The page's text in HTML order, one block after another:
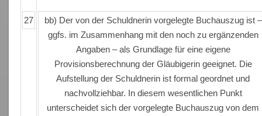
27
bb) Der von der Schuldnerin vorgelegte Buchauszug ist –
ggfs. im Zusammenhang mit den noch zu ergänzenden
Angaben – als Grundlage für eine eigene
Provisionsberechnung der Gläubigerin geeignet. Die
Aufstellung der Schuldnerin ist formal geordnet und
nachvollziehbar. In diesem wesentlichen Punkt
unterscheidet sich der vorgelegte Buchauszug von dem